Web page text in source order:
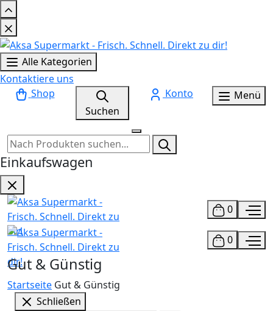
Alle Kategorien
Kontaktiere uns
Shop
Suchen
Konto Menü
Einkaufswagen
0
0
Gut & Günstig
Startseite Gut & Günstig
Schließen